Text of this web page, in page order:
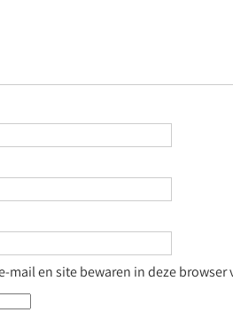
mail en site bewaren in deze